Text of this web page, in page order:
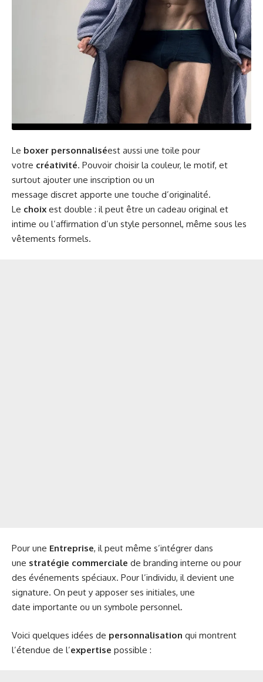
Le boxer personnaliséest aussi une toile pour
votre créativité. Pouvoir choisir la couleur, le motif, et
surtout ajouter une inscription ou un
message discret apporte une touche d’originalité.
Le choix est double : il peut être un cadeau original et
intime ou l’affirmation d’un style personnel, même sous les
vêtements formels.
Pour une Entreprise, il peut même s’intégrer dans
une stratégie commerciale de branding interne ou pour
des événements spéciaux. Pour l’individu, il devient une
signature. On peut y apposer ses initiales, une
date importante ou un symbole personnel.
Voici quelques idées de personnalisation qui montrent
l’étendue de l’expertise possible :